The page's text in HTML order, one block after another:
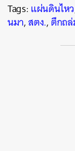
Tags:แผ่นดินไหว
นมา,สตง.,ตึกถ